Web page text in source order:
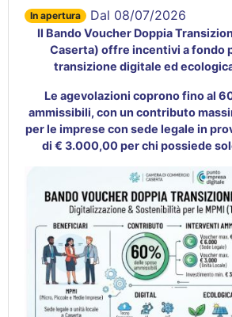
In apertura Dal 08/07/2026
Il Bando Voucher Doppia
Caserta) offre incentivi a fondo
transizione digitale ed
Le agevolazioni coprono fino al
ammissibili, con un contributo
per le imprese con sede legale in
di € 3.000,00 per chi possiede